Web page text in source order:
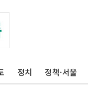
정치 정책·서울